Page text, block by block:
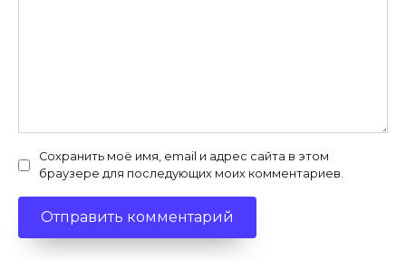
Сохранить моё имя, email и адрес сайта в этом
браузере для последующих моих комментариев.